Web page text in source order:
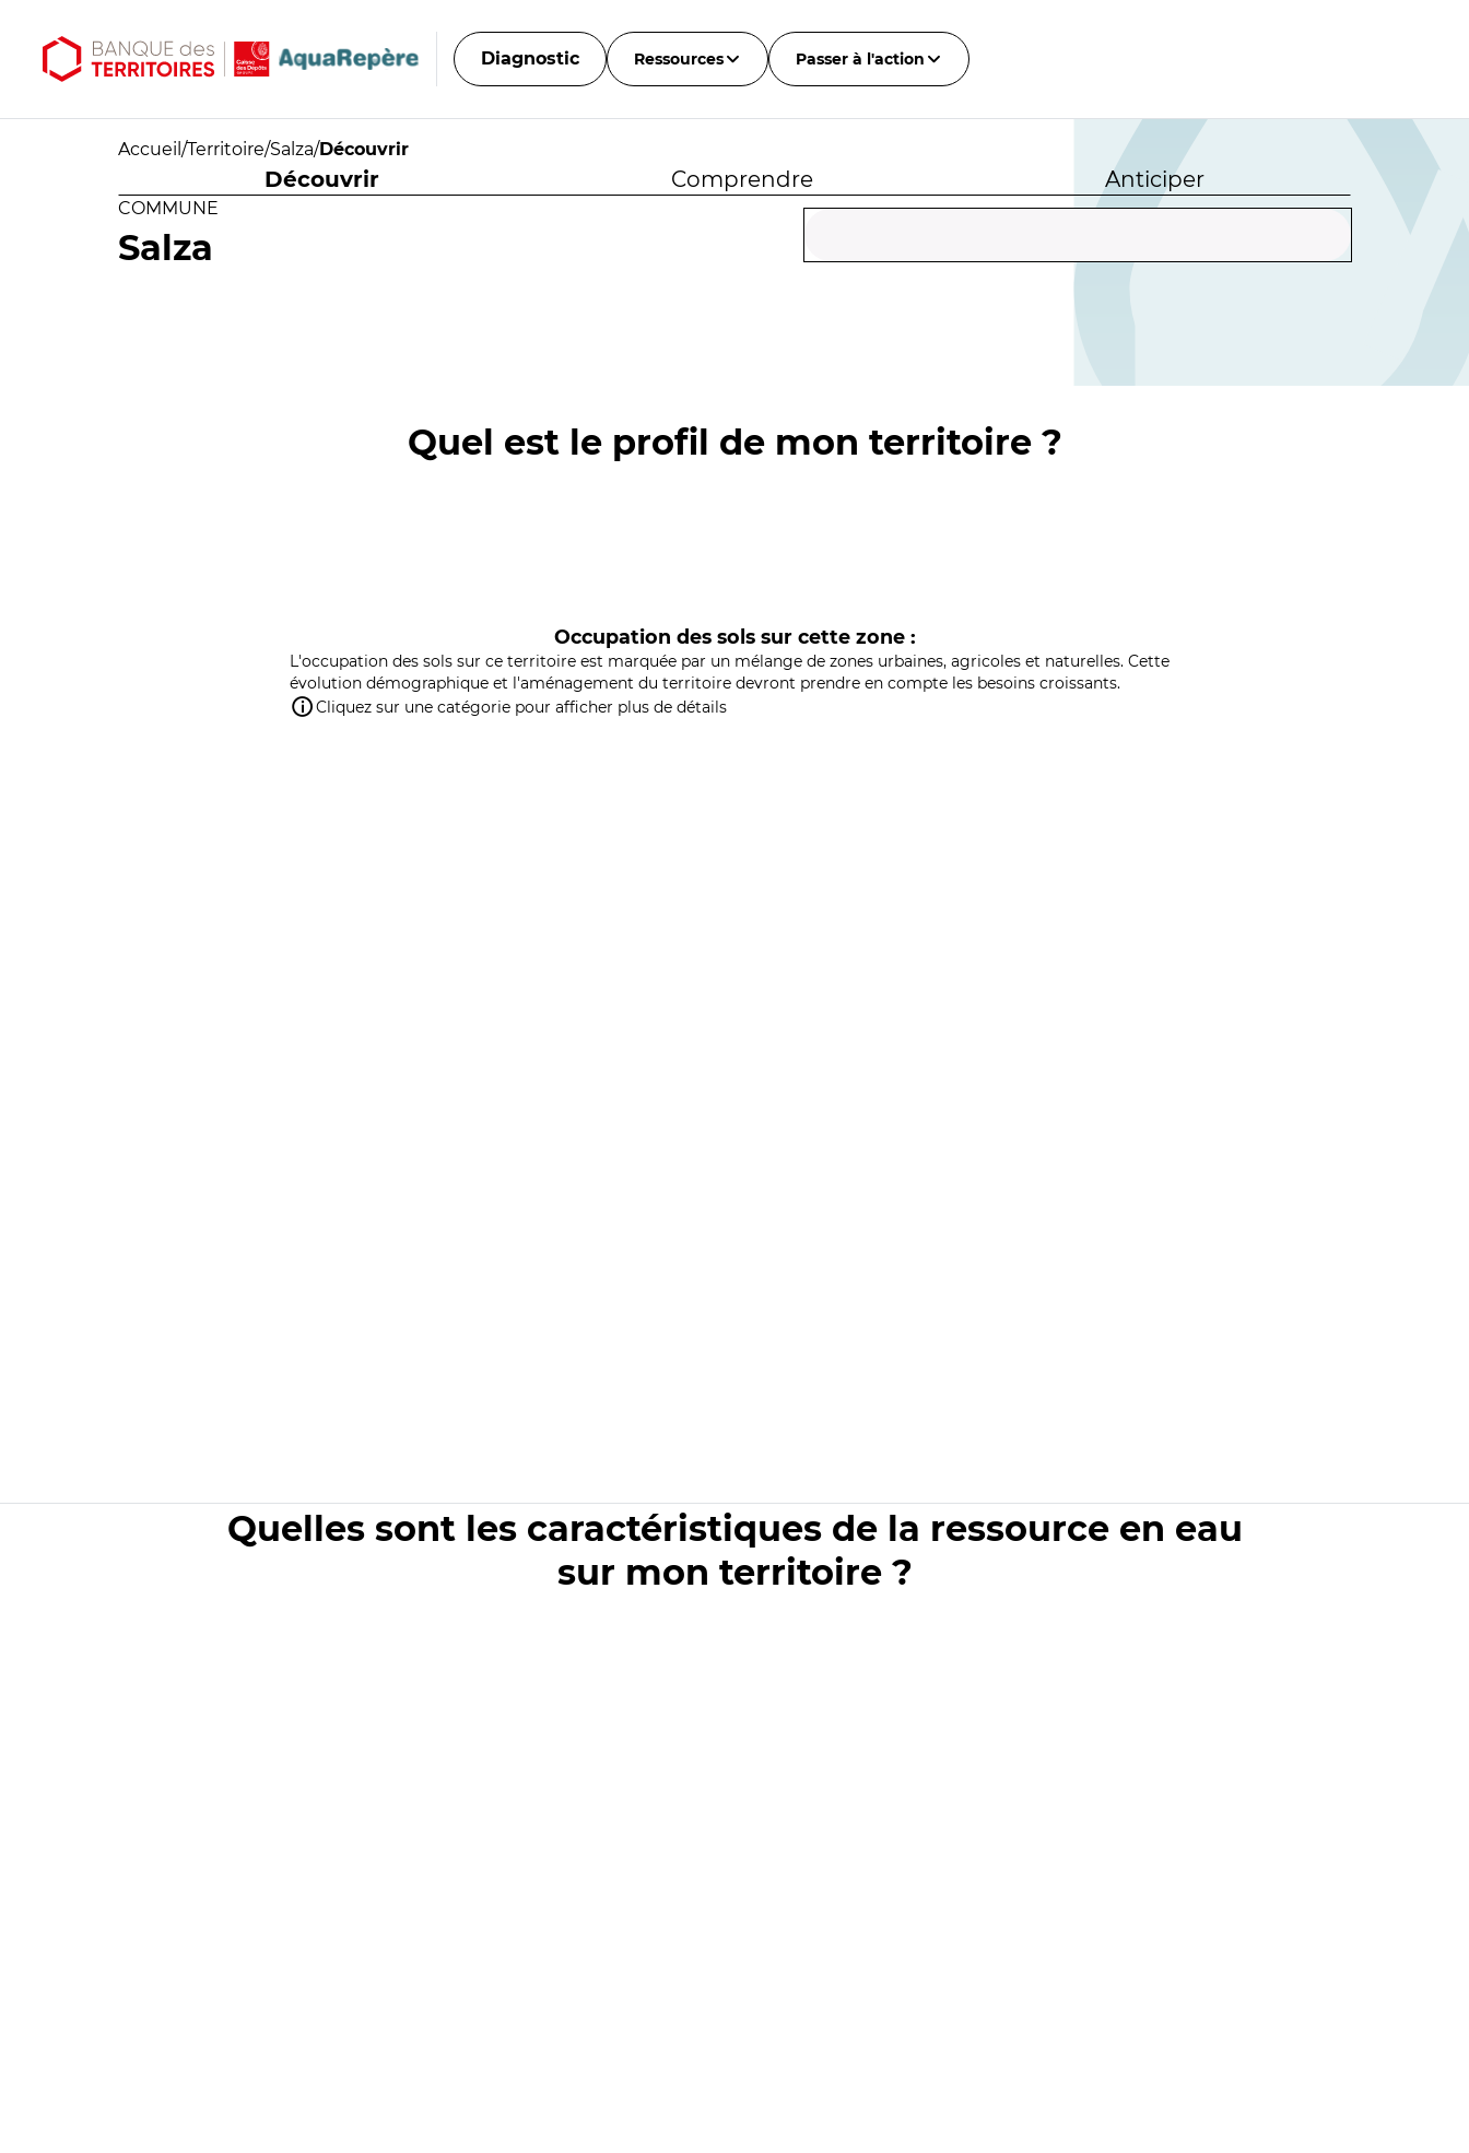
Diagnostic Ressources Passer à l'action
Accueil /Territoire/Salza/Découvrir
Découvrir Comprendre Anticiper
COMMUNE
Salza
Quel est le profil de mon territoire ?
Occupation des sols sur cette zone :
L'occupation des sols sur ce territoire est marquée par un mélange de zones urbaines, agricoles et naturelles. Cette
évolution démographique et l'aménagement du territoire devront prendre en compte les besoins croissants.
Cliquez sur une catégorie pour afficher plus de détails
Quelles sont les caractéristiques de la ressource en eau
sur mon territoire ?